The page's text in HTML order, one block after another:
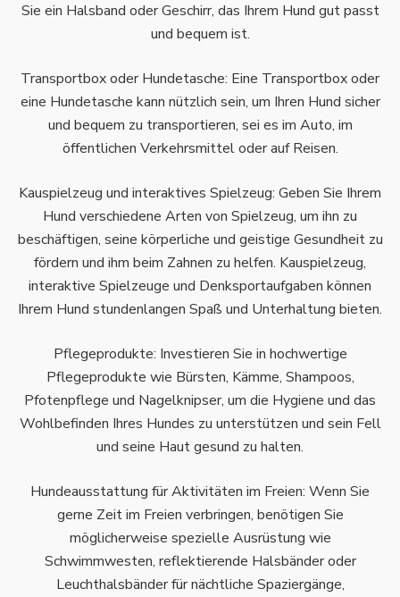
Sie ein Halsband oder Geschirr, das Ihrem Hund gut passt
und bequem ist.
Transportbox oder Hundetasche: Eine Transportbox oder
eine Hundetasche kann nützlich sein, um Ihren Hund sicher
und bequem zu transportieren, sei es im Auto, im
öffentlichen Verkehrsmittel oder auf Reisen.
Kauspielzeug und interaktives Spielzeug: Geben Sie Ihrem
Hund verschiedene Arten von Spielzeug, um ihn zu
beschäftigen, seine körperliche und geistige Gesundheit zu
fördern und ihm beim Zahnen zu helfen. Kauspielzeug,
interaktive Spielzeuge und Denksportaufgaben können
Ihrem Hund stundenlangen Spaß und Unterhaltung bieten.
Pflegeprodukte: Investieren Sie in hochwertige
Pflegeprodukte wie Bürsten, Kämme, Shampoos,
Pfotenpflege und Nagelknipser, um die Hygiene und das
Wohlbefinden Ihres Hundes zu unterstützen und sein Fell
und seine Haut gesund zu halten.
Hundeausstattung für Aktivitäten im Freien: Wenn Sie
gerne Zeit im Freien verbringen, benötigen Sie
möglicherweise spezielle Ausrüstung wie
Schwimmwesten, reflektierende Halsbänder oder
Leuchthalsbänder für nächtliche Spaziergänge,